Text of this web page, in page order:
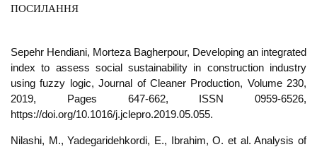
ПОСИЛАННЯ
Sepehr Hendiani, Morteza Bagherpour, Developing an integrated
index to assess social sustainability in construction industry
using fuzzy logic, Journal of Cleaner Production, Volume 230,
2019, Pages 647-662, ISSN 0959-6526,
https://doi.org/10.1016/j.jclepro.2019.05.055.
Nilashi, M., Yadegaridehkordi, E., Ibrahim, O. et al. Analysis of